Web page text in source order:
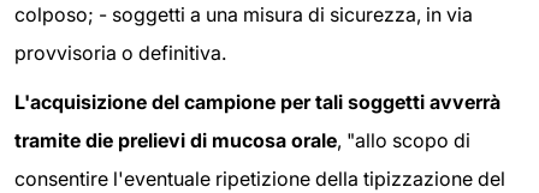
colposo; - soggetti a una misura di sicurezza, in via
provvisoria o definitiva.
L'acquisizione del campione per tali soggetti avverrà
tramite die prelievi di mucosa orale, "allo scopo di
consentire l'eventuale ripetizione della tipizzazione del